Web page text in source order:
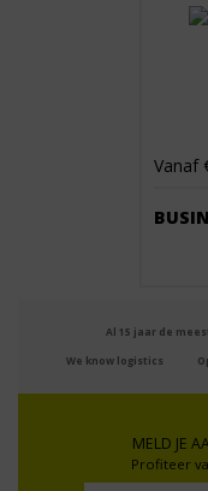
Vanaf
Al 15 jaar de
We know logistics
MELD JE
Profiteer